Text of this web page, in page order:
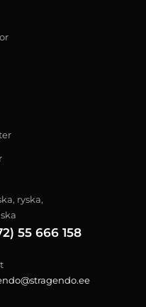
ryska,
55 666 158